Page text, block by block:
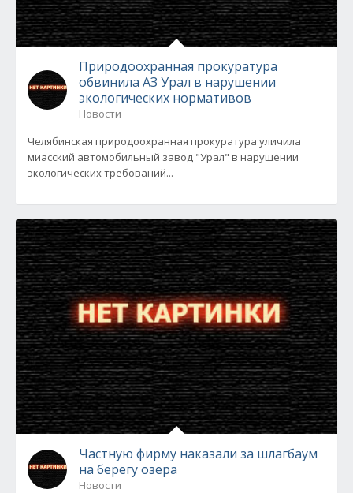
Природоохранная прокуратура
обвинила АЗ Урал в нарушении
экологических нормативов
Новости
Челябинская природоохранная прокуратура уличила
миасский автомобильный завод "Урал" в нарушении
экологических требований...
Частную фирму наказали за шлагбаум
на берегу озера
Новости